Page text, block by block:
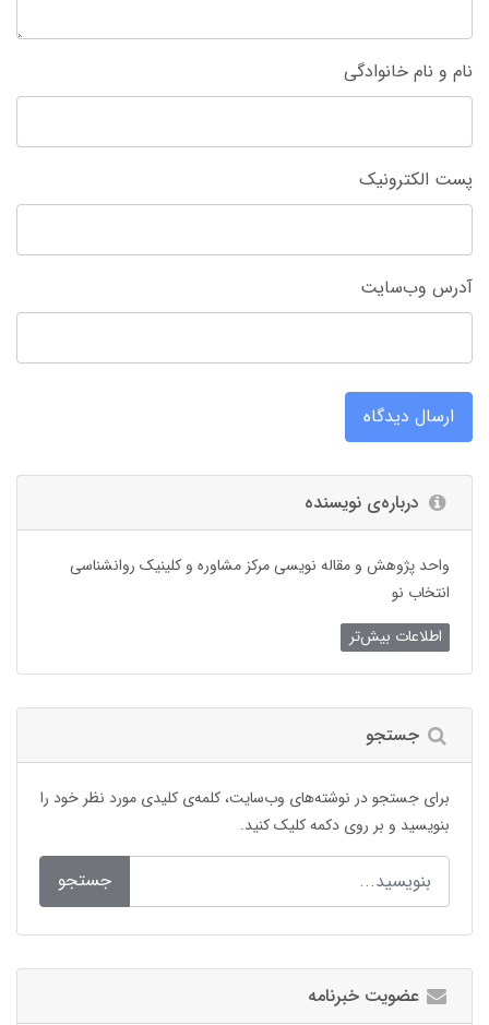
نام و نام خانوادگی
پست الکترونیک
آدرس وب‌سایت
ارسال دیدگاه
درباره‌ی نویسنده
واحد پژوهش و مقاله نویسی مرکز مشاوره و کلینیک روانشناسی
انتخاب نو
اطلاعات بیش‌تر
جستجو
برای جستجو در نوشته‌های وب‌سایت، کلمه‌ی کلیدی مورد نظر خود را
بنویسید و بر روی دکمه کلیک کنید.
جستجو
عضویت خبرنامه